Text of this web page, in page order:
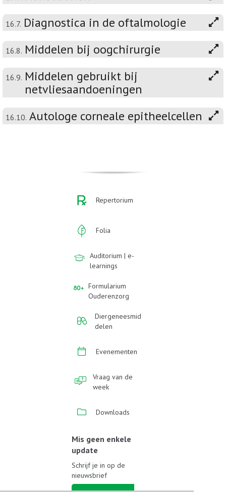
16.7. Diagnostica in de oftalmologie
16.8. Middelen bij oogchirurgie
16.9. Middelen gebruikt bij
netvliesaandoeningen
16.10. Autologe corneale epitheelcellen
Repertorium
Folia
Auditorium | e-
learnings
Formularium
Ouderenzorg
Diergeneesmid
delen
Evenementen
Vraag van de
week
Downloads
Mis geen enkele
update
Schrijf je in op de
nieuwsbrief